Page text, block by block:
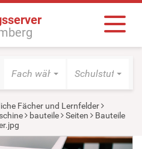
Fach wählen Schulstufe
Fächer und Lernfelder
bauteile Seiten
Bauteile